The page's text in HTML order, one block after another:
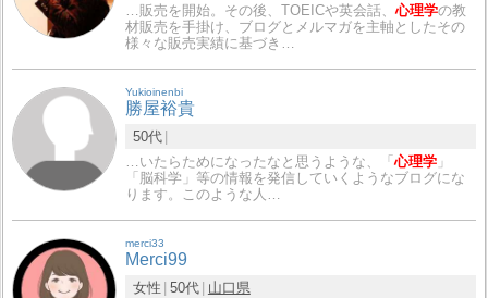
…販売を開始。その後、TOEICや英会話、心理学の教
材販売を手掛け、ブログとメルマガを主軸としたその
様々な販売実績に基づき…
Yukioinenbi
勝屋裕貴
50代
…いたらためになったなと思うような、「心理学 」
「脳科学」等の情報を発信していくようなブログにな
ります。このような人…
merci33
Merci99
女性 50代
山口県